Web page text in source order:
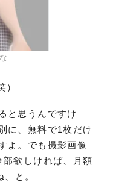
）
と思うんですけ
に、無料で1枚だけ
よ。でも撮影画像
欲しければ、月額
と。